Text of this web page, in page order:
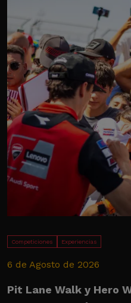
Competiciones Experiencias
6 de Agosto de 2026
Pit Lane Walk y Hero